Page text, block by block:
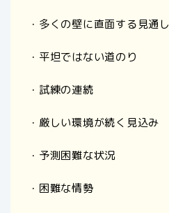
・多くの壁に直面する見通し
・平坦ではない道のり
・試練の連続
・厳しい環境が続く見込み
・予測困難な状況
・困難な情勢